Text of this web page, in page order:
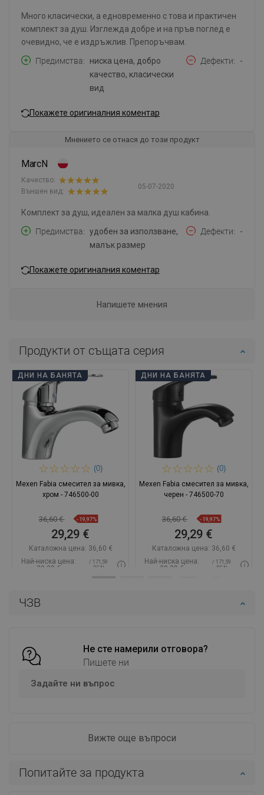
ЧЗВ
Не сте намерили отговора?
Пишете ни
Задайте ни въпрос
Вижте още въпроси
Много класически, а едновременно с това и практичен
комплект за душ. Изглежда добре и на пръв поглед е
очевидно, че е издръжлив. Препоръчвам.
Предимства
ниска цена, добро
качество, класически
вид
Дефекти -
Покажете оригиналния коментар
Мнението се отнася до този продукт
MarcN
05-07-2020
Качество:
Външен вид:
Комплект за душ, идеален за малка душ кабина.
Предимства
удобен за използване,
малък размер
Дефекти -
Покажете оригиналния коментар
Напишете мнения
Попитайте за продукта
Продукти от същата серия
ДНИ НА БАНЯТА
(0)
Mexen Fabia смесител за мивка,
хром - 746500-00
36,60 € -19,97%
29,29 €
Каталожна цена: 36,60 €
Най-ниска цена:
29,29 €
/ 171,59
BGN
Добави в количката
ДНИ НА БАНЯТА
(0)
Mexen Fabia смесител за мивка,
черен - 746500-70
36,60 € -19,97%
29,29 €
Каталожна цена: 36,60 €
Най-ниска цена:
29,29 €
/ 171,59
BGN
Добави в количката